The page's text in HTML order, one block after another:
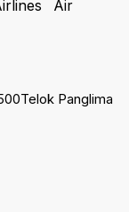
Panglima